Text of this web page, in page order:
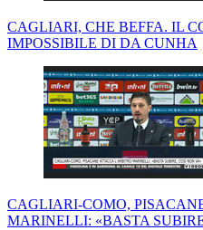
CAGLIARI, CHE BEFFA. IL
IMPOSSIBILE DI DA CUNHA
CAGLIARI-COMO,
MARINELLI: «BASTA